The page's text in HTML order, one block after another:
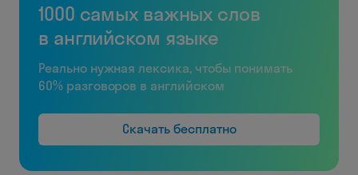
1000 самых важных слов
в английском языке
Реально нужная лексика, чтобы понимать
60% разговоров в английском
Скачать бесплатно